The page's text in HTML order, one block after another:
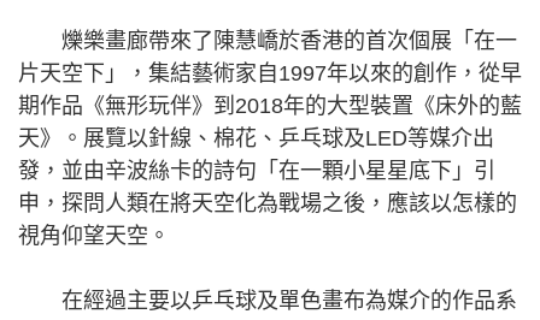
爍樂畫廊帶來了陳慧嶠於香港的首次個展「在一
片天空下」，集結藝術家自1997年以來的創作，從早
期作品《無形玩伴》到2018年的大型裝置《床外的藍
天》。展覽以針線、棉花、乒乓球及LED等媒介出
發，並由辛波絲卡的詩句「在一顆小星星底下」引
申，探問人類在將天空化為戰場之後，應該以怎樣的
視角仰望天空。
在經過主要以乒乓球及單色畫布為媒介的作品系